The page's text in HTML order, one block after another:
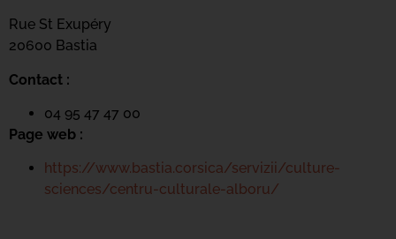
Rue St Exupéry
20600 Bastia
Contact :
04 95 47 47 00
Page web :
https://www.bastia.corsica/servizii/culture-
sciences/centru-culturale-alboru/